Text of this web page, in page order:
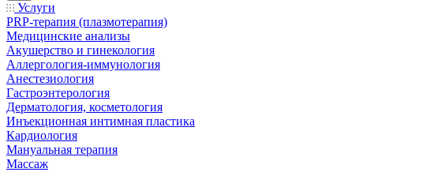
Услуги
PRP-терапия (плазмотерапия)
Медицинские анализы
Акушерство и гинекология
Аллергология-иммунология
Анестезиология
Гастроэнтерология
Дерматология, косметология
Инъекционная интимная пластика
Кардиология
Мануальная терапия
Массаж